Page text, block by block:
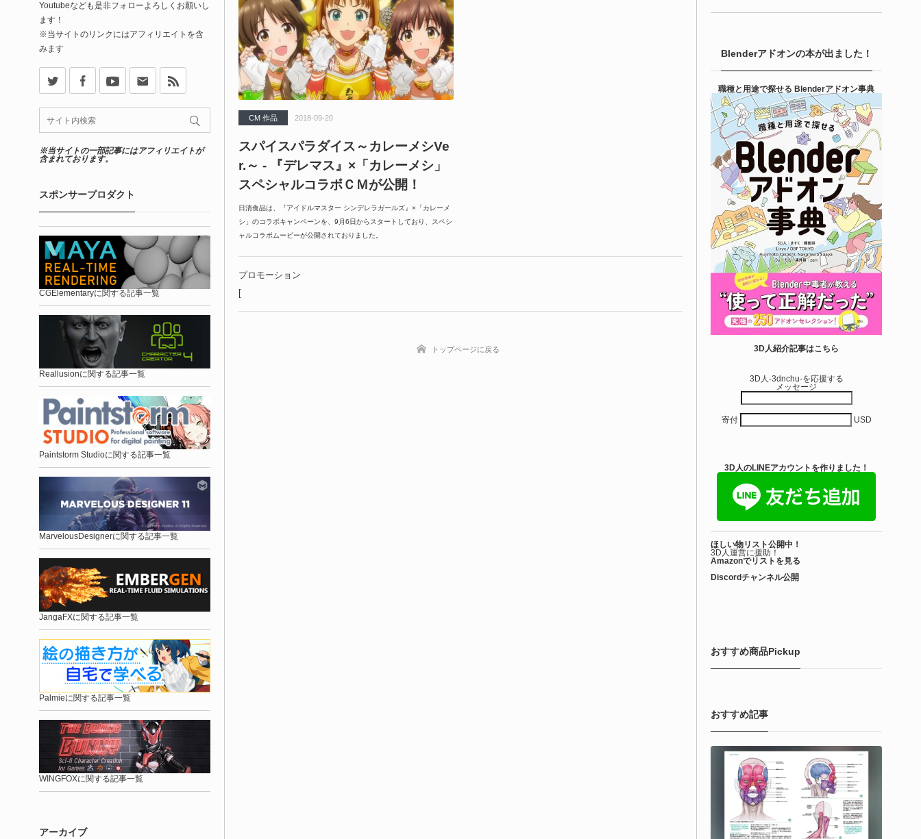
CM 作品 2018-09-20
スパイスパラダイス～カレーメシVe
r.～ - 『デレマス』×「カレーメシ」
スペシャルコラボＣＭが公開！
日清食品は、『アイドルマスター シンデレラガールズ』×「カレーメ
シ」のコラボキャンペーンを、9月6日からスタートしており、スペシ
ャルコラボムービーが公開されておりました。
プロモーション
[
トップページに戻る
Youtubeなども是非フォローよろしくお願いし
ます！
※当サイトのリンクにはアフィリエイトを含
みます
※当サイトの一部記事にはアフィリエイトが
含まれております。
スポンサープロダクト
CGElementaryに関する記事一覧
Reallusionに関する記事一覧
Paintstorm Studioに関する記事一覧
MarvelousDesignerに関する記事一覧
JangaFXに関する記事一覧
Palmieに関する記事一覧
WINGFOXに関する記事一覧
アーカイブ
Blenderアドオンの本が出ました！
職種と用途で探せる Blenderアドオン事典
3D人紹介記事はこちら
3D人-3dnchu-を応援する
メッセージ
寄付 USD
3D人のLINEアカウントを作りました！
ほしい物リスト公開中！
3D人運営に援助！
Amazonでリストを見る
Discordチャンネル公開
おすすめ商品Pickup
おすすめ記事